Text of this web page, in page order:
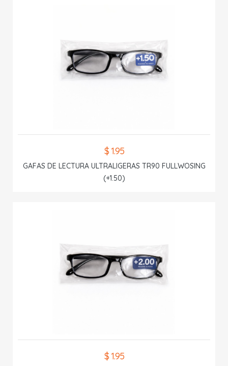
$ 1.95
GAFAS DE LECTURA ULTRALIGERAS TR90 FULLWOSING
(+1.50)
$ 1.95